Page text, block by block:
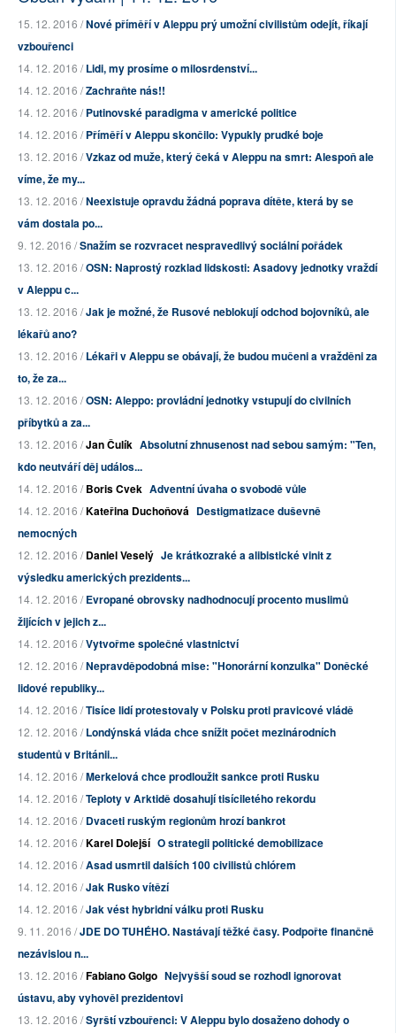
15. 12. 2016 /Nové příměří v Aleppu prý umožní civilistům odejít, říkají
vzbouřenci
14. 12. 2016 /Lidi, my prosíme o milosrdenství...
14. 12. 2016 /Zachraňte nás!!
14. 12. 2016 /Putinovské paradigma v americké politice
14. 12. 2016 /Příměří v Aleppu skončilo: Vypukly prudké boje
13. 12. 2016 /Vzkaz od muže, který čeká v Aleppu na smrt: Alespoň ale
víme, že my...
13. 12. 2016 /Neexistuje opravdu žádná poprava dítěte, která by se
vám dostala po...
9. 12. 2016 /Snažím se rozvracet nespravedlivý sociální pořádek
13. 12. 2016 /OSN: Naprostý rozklad lidskosti: Asadovy jednotky vraždí
v Aleppu c...
13. 12. 2016 /Jak je možné, že Rusové neblokují odchod bojovníků, ale
lékařů ano?
13. 12. 2016 /Lékaři v Aleppu se obávají, že budou mučeni a vražděni za
to, že za...
13. 12. 2016 /OSN: Aleppo: provládní jednotky vstupují do civilních
příbytků a za...
13. 12. 2016 /Jan Čulík Absolutní zhnusenost nad sebou samým: "Ten,
kdo neutváří děj událos...
14. 12. 2016 /Boris Cvek Adventní úvaha o svobodě vůle
14. 12. 2016 /Kateřina Duchoňová Destigmatizace duševně
nemocných
12. 12. 2016 /Daniel Veselý Je krátkozraké a alibistické vinit z
výsledku amerických prezidents...
14. 12. 2016 /Evropané obrovsky nadhodnocují procento muslimů
žijících v jejich z...
14. 12. 2016 /Vytvořme společné vlastnictví
12. 12. 2016 /Nepravděpodobná mise: "Honorární konzulka" Doněcké
lidové republiky...
14. 12. 2016 /Tisíce lidí protestovaly v Polsku proti pravicové vládě
12. 12. 2016 /Londýnská vláda chce snížit počet mezinárodních
studentů v Británii...
14. 12. 2016 /Merkelová chce prodloužit sankce proti Rusku
14. 12. 2016 /Teploty v Arktidě dosahují tisíciletého rekordu
14. 12. 2016 /Dvaceti ruským regionům hrozí bankrot
14. 12. 2016 /Karel Dolejší O strategii politické demobilizace
14. 12. 2016 /Asad usmrtil dalších 100 civilistů chlórem
14. 12. 2016 /Jak Rusko vítězí
14. 12. 2016 /Jak vést hybridní válku proti Rusku
9. 11. 2016 /JDE DO TUHÉHO. Nastávají těžké časy. Podpořte finančně
nezávislou n...
13. 12. 2016 /Fabiano Golgo Nejvyšší soud se rozhodl ignorovat
ústavu, aby vyhověl prezidentovi
13. 12. 2016 /Syrští vzbouřenci: V Aleppu bylo dosaženo dohody o